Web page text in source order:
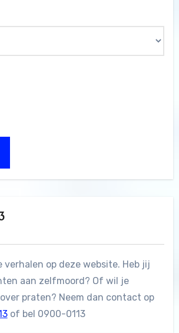
verhalen op deze website. Heb jij
aan zelfmoord? Of wil je
praten? Neem dan contact op
of bel 0900-0113